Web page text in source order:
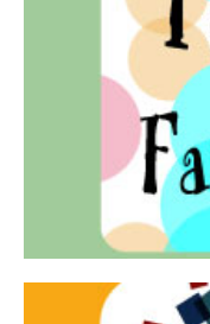
Teatro In
per far